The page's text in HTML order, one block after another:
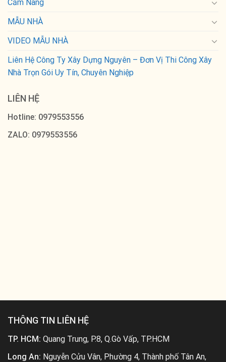
Cẩm Nang
MẪU NHÀ
VIDEO MẪU NHÀ
Liên Hệ Công Ty Xây Dựng Nguyên – Đơn Vị Thi Công Xây
Nhà Trọn Gói Uy Tín, Chuyên Nghiệp
LIÊN HỆ
Hotline: 0979553556
ZALO: 0979553556
THÔNG TIN LIÊN HỆ
TP. HCM: Quang Trung, P.8, Q.Gò Vấp, TP.HCM
Long An: Nguyễn Cửu Vân, Phường 4, Thành phố Tân An,